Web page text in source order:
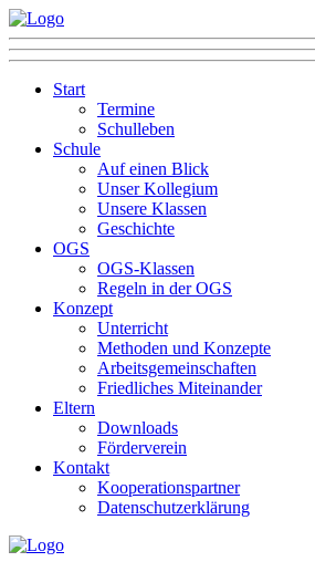
Start
Termine
Schulleben
Schule
Auf einen Blick
Unser Kollegium
Unsere Klassen
Geschichte
OGS
OGS-Klassen
Regeln in der OGS
Konzept
Unterricht
Methoden und Konzepte
Arbeitsgemeinschaften
Friedliches Miteinander
Eltern
Downloads
Förderverein
Kontakt
Kooperationspartner
Datenschutzerklärung